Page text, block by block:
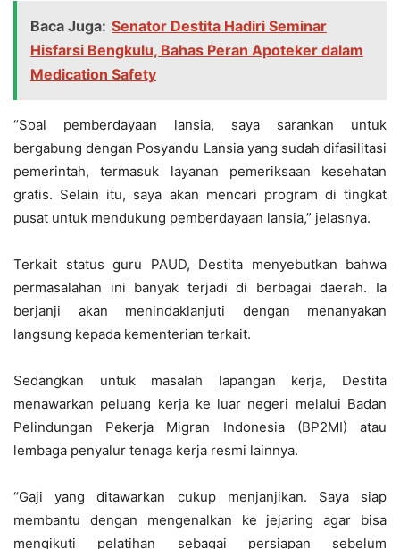
Baca Juga: Senator Destita Hadiri Seminar
Hisfarsi Bengkulu, Bahas Peran Apoteker dalam
Medication Safety
“Soal pemberdayaan lansia, saya sarankan untuk
bergabung dengan Posyandu Lansia yang sudah difasilitasi
pemerintah, termasuk layanan pemeriksaan kesehatan
gratis. Selain itu, saya akan mencari program di tingkat
pusat untuk mendukung pemberdayaan lansia,” jelasnya.
Terkait status guru PAUD, Destita menyebutkan bahwa
permasalahan ini banyak terjadi di berbagai daerah. Ia
berjanji akan menindaklanjuti dengan menanyakan
langsung kepada kementerian terkait.
Sedangkan untuk masalah lapangan kerja, Destita
menawarkan peluang kerja ke luar negeri melalui Badan
Pelindungan Pekerja Migran Indonesia (BP2MI) atau
lembaga penyalur tenaga kerja resmi lainnya.
“Gaji yang ditawarkan cukup menjanjikan. Saya siap
membantu dengan mengenalkan ke jejaring agar bisa
mengikuti pelatihan sebagai persiapan sebelum